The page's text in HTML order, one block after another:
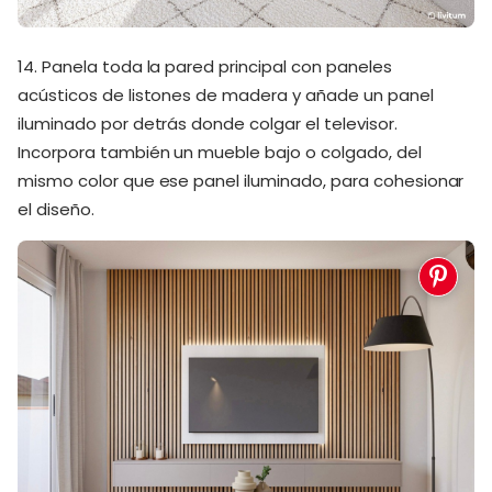
14. Panela toda la pared principal con paneles
acústicos de listones de madera y añade un panel
iluminado por detrás donde colgar el televisor.
Incorpora también un mueble bajo o colgado, del
mismo color que ese panel iluminado, para cohesionar
el diseño.